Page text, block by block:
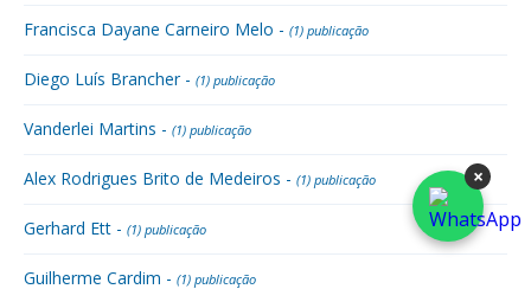
Francisca Dayane Carneiro Melo - (1) publicação
Diego Luís Brancher - (1) publicação
Vanderlei Martins - (1) publicação
Alex Rodrigues Brito de Medeiros - (1) publicação
Gerhard Ett - (1) publicação
Guilherme Cardim - (1) publicação
×